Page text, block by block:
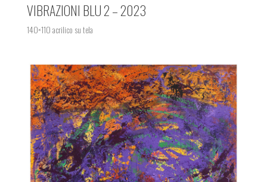
VIBRAZIONI BLU 2 – 2023
140×110 acrilico su tela